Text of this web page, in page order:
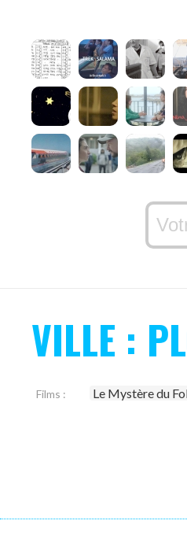
VILLE :
Films : Le Mystère du